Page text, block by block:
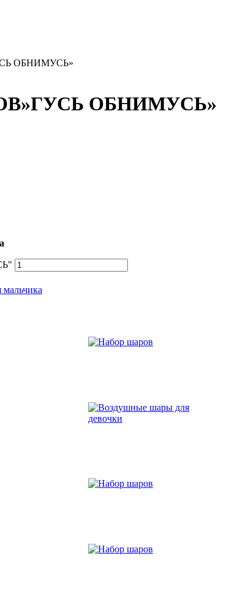
ОБНИМУСЬ»
ОБНИМУСЬ»
мальчика